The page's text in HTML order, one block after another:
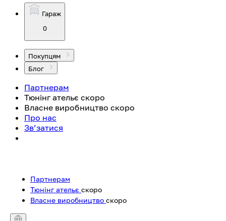
Гараж
0
Покупцям
Блог
Партнерам
Тюнінг ательє скоро
Власне виробництво скоро
Про нас
Зв’затися
Партнерам
Тюнінг ательє скоро
Власне виробництво скоро